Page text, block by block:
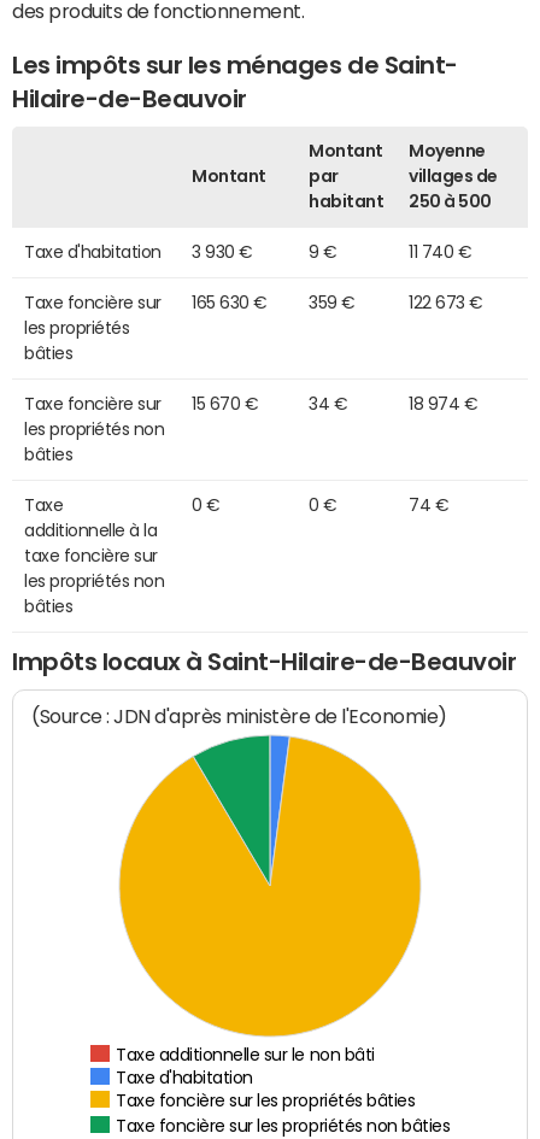
des produits de fonctionnement.
Les impôts sur les ménages de Saint-
Hilaire-de-Beauvoir
Montant
Montant
par
habitant
Moyenne
villages de
250 à 500
Taxe d'habitation 3 930 € 9 € 11 740 €
Taxe foncière sur
les propriétés
bâties
165 630 € 359 € 122 673 €
Taxe foncière sur
les propriétés non
bâties
15 670 € 34 € 18 974 €
Taxe
additionnelle à la
taxe foncière sur
les propriétés non
bâties
0 € 0 € 74 €
Impôts locaux à Saint-Hilaire-de-Beauvoir
(Source : JDN d'après ministère de l'Economie)
Taxe additionnelle sur le non bâti
Taxe d'habitation
Taxe foncière sur les propriétés bâties
Taxe foncière sur les propriétés non bâties